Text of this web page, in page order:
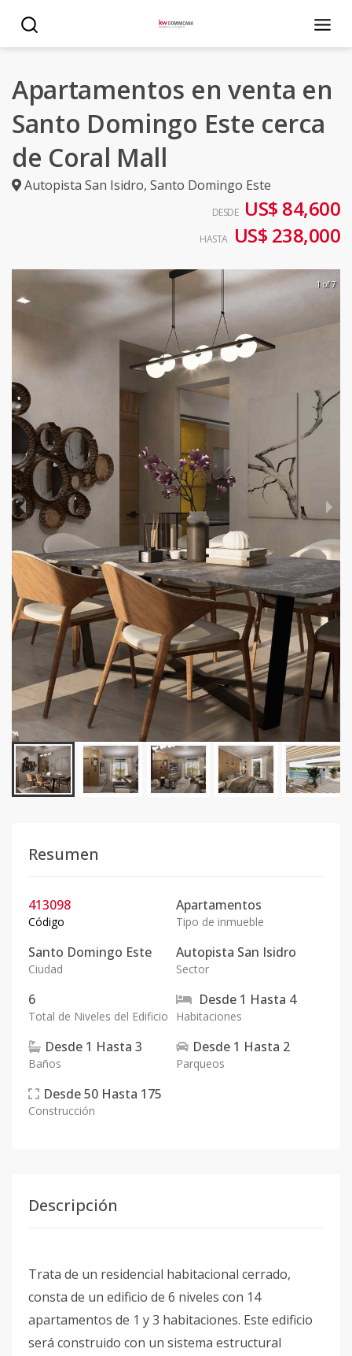
Apartamentos en venta en
Santo Domingo Este cerca
de Coral Mall
Autopista San Isidro, Santo Domingo Este
DESDE US$ 84,600
HASTA US$ 238,000
1 of 7
Resumen
413098
Código
Apartamentos
Tipo de inmueble
Santo Domingo Este
Ciudad
Autopista San Isidro
Sector
6
Total de Niveles del Edificio
Desde 1 Hasta 4
Habitaciones
Desde 1 Hasta 3
Baños
Desde 1 Hasta 2
Parqueos
Desde50 Hasta 175
Construcción
Descripción
Trata de un residencial habitacional cerrado,
consta de un edificio de 6 niveles con 14
apartamentos de 1 y 3 habitaciones. Este edificio
será construido con un sistema estructural